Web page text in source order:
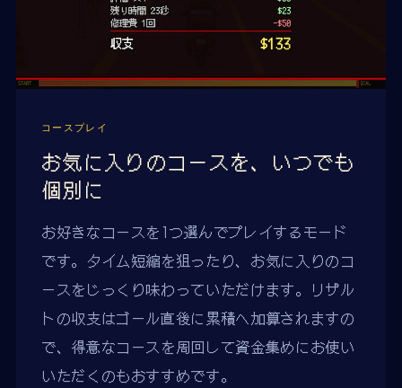
コースプレイ
お気に入りのコースを、いつでも
個別に
お好きなコースを1つ選んでプレイするモード
です。タイム短縮を狙ったり、お気に入りのコ
ースをじっくり味わっていただけます。リザル
トの収支はゴール直後に累積へ加算されますの
で、得意なコースを周回して資金集めにお使い
いただくのもおすすめです。